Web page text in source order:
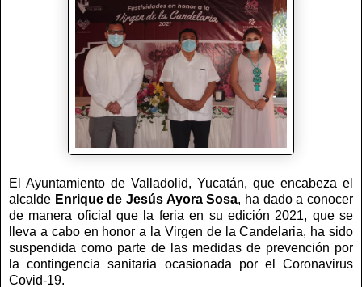
El Ayuntamiento de Valladolid, Yucatán, que encabeza el
alcalde Enrique de Jesús Ayora Sosa, ha dado a conocer
de manera oficial que la feria en su edición 2021, que se
lleva a cabo en honor a la Virgen de la Candelaria, ha sido
suspendida como parte de las medidas de prevención por
la contingencia sanitaria ocasionada por el Coronavirus
Covid-19.